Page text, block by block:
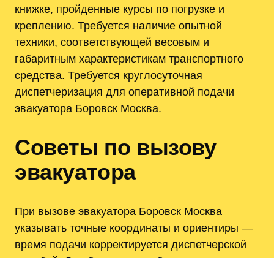
книжке, пройденные курсы по погрузке и
креплению. Требуется наличие опытной
техники, соответствующей весовым и
габаритным характеристикам транспортного
средства. Требуется круглосуточная
диспетчеризация для оперативной подачи
эвакуатора Боровск Москва.
Советы по вызову
эвакуатора
При вызове эвакуатора Боровск Москва
указывать точные координаты и ориентиры —
время подачи корректируется диспетчерской